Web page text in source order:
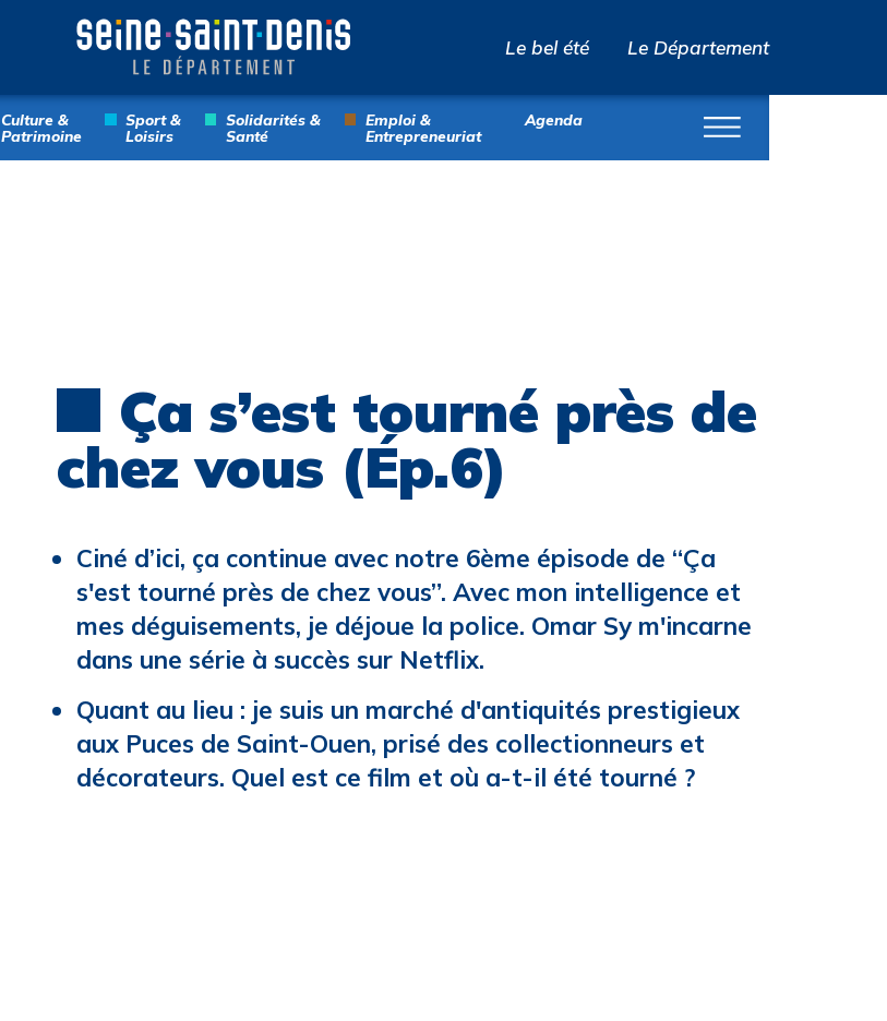
Le bel été Le Département
Culture &
Patrimoine
Sport &
Loisirs
Solidarités &
Santé
Emploi &
Entrepreneuriat
Agenda
OK
Ça s’est tourné près de
chez vous (Ép.6)
Ciné d’ici, ça continue avec notre 6ème épisode de “Ça
s'est tourné près de chez vous”. Avec mon intelligence et
mes déguisements, je déjoue la police. Omar Sy m'incarne
dans une série à succès sur Netflix.
Quant au lieu : je suis un marché d'antiquités prestigieux
aux Puces de Saint-Ouen, prisé des collectionneurs et
décorateurs. Quel est ce film et où a-t-il été tourné ?